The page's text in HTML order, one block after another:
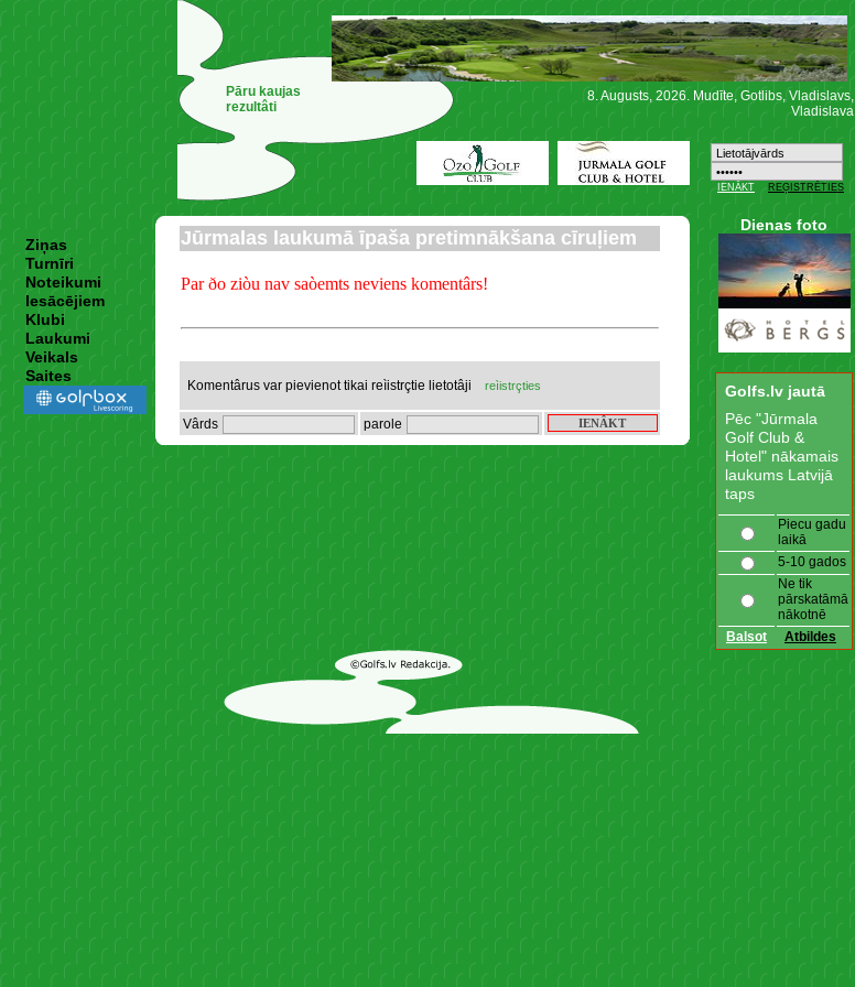
8. Augusts, 2026. Mudīte, Gotlibs, Vladislavs,
Vladislava
Pāru kaujas
rezultâti
Ziņas
Turnīri
Noteikumi
Iesācējiem
Klubi
Laukumi
Veikals
Saites
Jūrmalas laukumā īpaša pretimnākšana cīruļiem
Par ðo ziòu nav saòemts neviens komentârs!
Komentârus var pievienot tikai reìistrçtie lietotâji reìistrçties
Vârds parole
Dienas foto
Golfs.lv jautā
Pēc "Jūrmala
Golf Club &
Hotel" nākamais
laukums Latvijā
taps
Piecu gadu
laikā
5-10 gados
Ne tik
pārskatāmā
nākotnē